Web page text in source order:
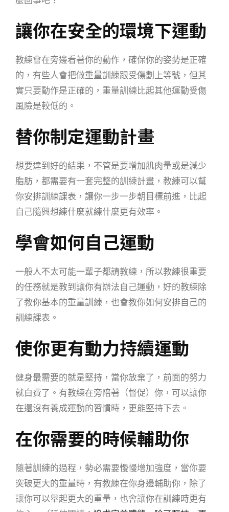
讓你在安全的環境下運動
教練會在旁邊看著你的動作，確保你的姿勢是正確
的，有些人會把做重量訓練跟受傷劃上等號，但其
實只要動作是正確的，重量訓練比起其他運動受傷
風險是較低的。
替你制定運動計畫
想要達到好的結果，不管是要增加肌肉量或是減少
脂肪，都需要有一套完整的訓練計畫，教練可以幫
你安排訓練課表，讓你一步一步朝目標前進，比起
自己隨興想練什麼就練什麼更有效率。
學會如何自己運動
一般人不太可能一輩子都請教練，所以教練很重要
的任務就是教到讓你有辦法自己運動，好的教練除
了教你基本的重量訓練，也會教你如何安排自己的
訓練課表。
使你更有動力持續運動
健身最需要的就是堅持，當你放棄了，前面的努力
就白費了。有教練在旁陪著（督促）你，可以讓你
在還沒有養成運動的習慣時，更能堅持下去。
在你需要的時候輔助你
隨著訓練的過程，勢必需要慢慢增加強度，當你要
突破更大的重量時，有教練在你身邊輔助你，除了
讓你可以舉起更大的重量，也會讓你在訓練時更有